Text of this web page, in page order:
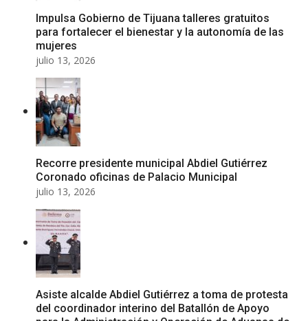
Impulsa Gobierno de Tijuana talleres gratuitos
para fortalecer el bienestar y la autonomía de las
mujeres
julio 13, 2026
Recorre presidente municipal Abdiel Gutiérrez
Coronado oficinas de Palacio Municipal
julio 13, 2026
Asiste alcalde Abdiel Gutiérrez a toma de protesta
del coordinador interino del Batallón de Apoyo